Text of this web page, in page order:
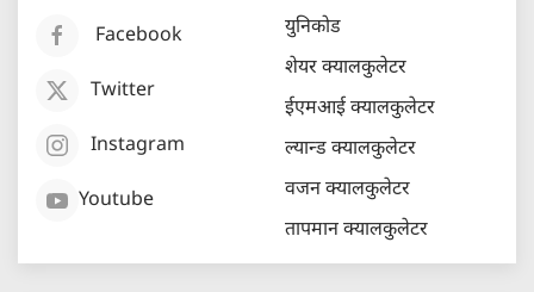
Facebook
Twitter
Instagram
Youtube
युनिकोड
शेयर क्यालकुलेटर
ईएमआई क्यालकुलेटर
ल्यान्ड क्यालकुलेटर
वजन क्यालकुलेटर
तापमान क्यालकुलेटर